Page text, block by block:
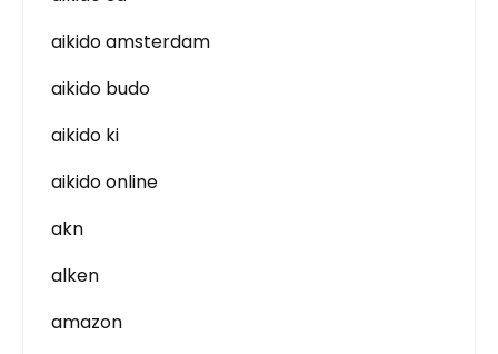
aikido amsterdam
aikido budo
aikido ki
aikido online
akn
alken
amazon